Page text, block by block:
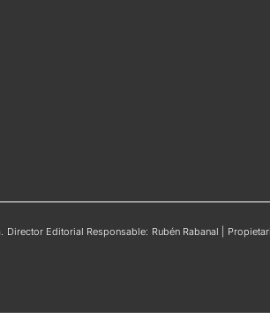
Editorial Responsable: Rubén Rabanal |